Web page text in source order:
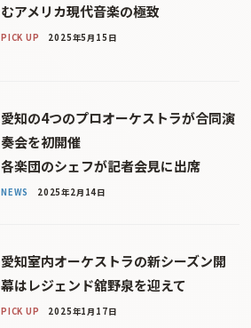
むアメリカ現代音楽の極致
PICK UP 2025年5月15日
愛知の4つのプロオーケストラが合同演
奏会を初開催
各楽団のシェフが記者会見に出席
NEWS 2025年2月14日
愛知室内オーケストラの新シーズン開
幕はレジェンド舘野泉を迎えて
PICK UP 2025年1月17日